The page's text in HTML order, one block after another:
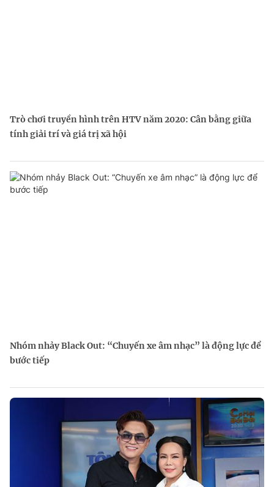
Trò chơi truyền hình trên HTV năm 2020: Cân bằng giữa
tính giải trí và giá trị xã hội
Nhóm nhảy Black Out: “Chuyến xe âm nhạc” là động lực để
bước tiếp